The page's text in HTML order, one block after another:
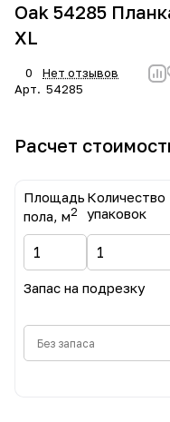
Oak 54285
XL
0
Нет отзывов
Арт. 54285
Расчет
Площадь
пола, м2
Количество
упаковок
Запас на подрезку